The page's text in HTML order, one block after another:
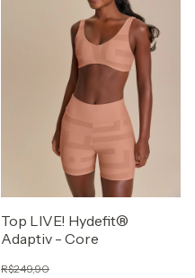
Top LIVE! Hydefit®
Adaptiv - Core
R$249,90